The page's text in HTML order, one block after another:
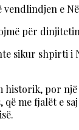
e
për
sikur shpirti
por
me fjalët e